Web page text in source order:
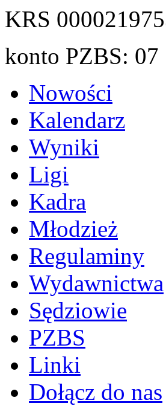
KRS
konto PZBS: 07
Nowości
Kalendarz
Wyniki
Ligi
Kadra
Młodzież
Regulaminy
Wydawnictwa
Sędziowie
PZBS
Linki
Dołącz do nas